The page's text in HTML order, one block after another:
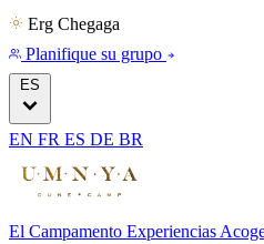
Erg Chegaga
Planifique su grupo
ES
EN FR ES DE BR
El Campamento Experiencias